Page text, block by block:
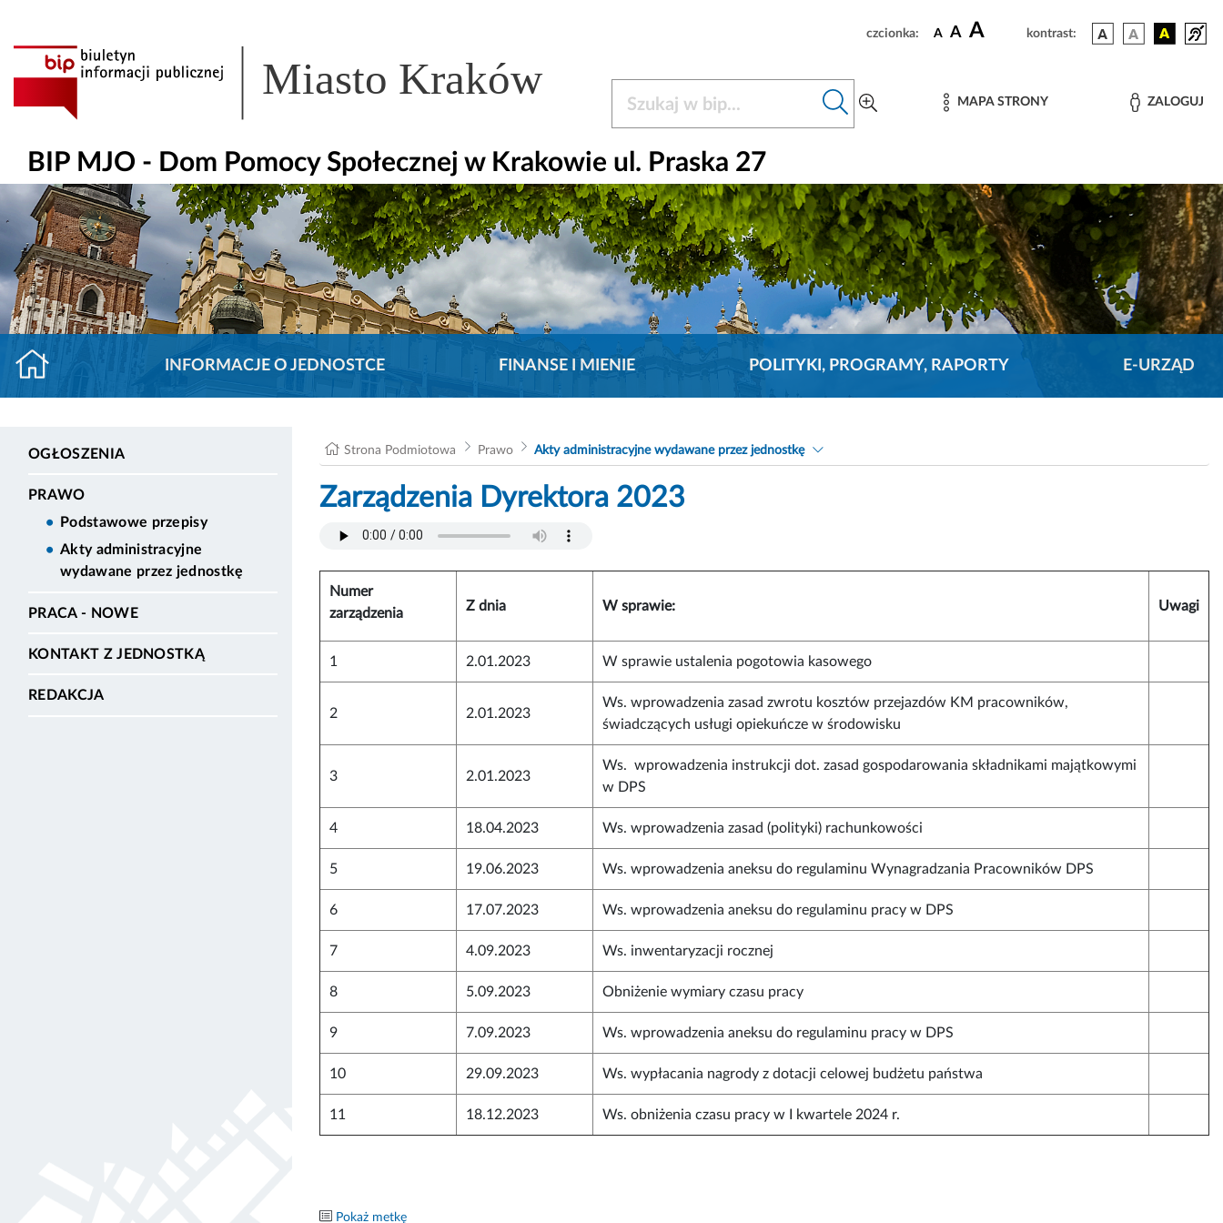
czcionka: A A A kontrast:
Miasto Kraków MAPA STRONY ZALOGUJ
BIP MJO - Dom Pomocy Społecznej w Krakowie ul. Praska 27
INFORMACJE O JEDNOSTCE FINANSE I MIENIE POLITYKI, PROGRAMY, RAPORTY E-URZĄD
OGŁOSZENIA
PRAWO
Podstawowe przepisy
Akty administracyjne
wydawane przez jednostkę
PRACA - NOWE
KONTAKT Z JEDNOSTKĄ
REDAKCJA
Strona Podmiotowa Prawo Akty administracyjne wydawane przez jednostkę
Zarządzenia Dyrektora 2023
Numer
zarządzenia
Z dnia W sprawie: Uwagi
1 2.01.2023 W sprawie ustalenia pogotowia kasowego
2 2.01.2023
Ws. wprowadzenia zasad zwrotu kosztów przejazdów KM pracowników,
świadczących usługi opiekuńcze w środowisku
3 2.01.2023
Ws. wprowadzenia instrukcji dot. zasad gospodarowania składnikami majątkowymi
w DPS
4 18.04.2023 Ws. wprowadzenia zasad (polityki) rachunkowości
5 19.06.2023 Ws. wprowadzenia aneksu do regulaminu Wynagradzania Pracowników DPS
6 17.07.2023 Ws. wprowadzenia aneksu do regulaminu pracy w DPS
7 4.09.2023 Ws. inwentaryzacji rocznej
8 5.09.2023 Obniżenie wymiary czasu pracy
9 7.09.2023 Ws. wprowadzenia aneksu do regulaminu pracy w DPS
10 29.09.2023 Ws. wypłacania nagrody z dotacji celowej budżetu państwa
11 18.12.2023 Ws. obniżenia czasu pracy w I kwartele 2024 r.
Pokaż metkę